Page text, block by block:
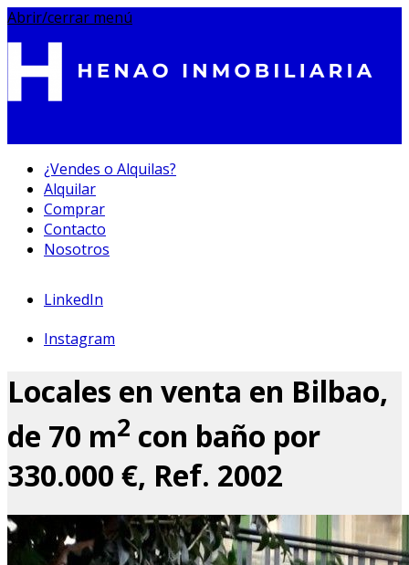
Abrir/cerrar menú
695 233 212
¿Vendes o Alquilas?
Alquilar
Comprar
Contacto
Nosotros
LinkedIn
Instagram
Locales en venta en Bilbao,
de 70 m2 con baño por
330.000 €, Ref. 2002